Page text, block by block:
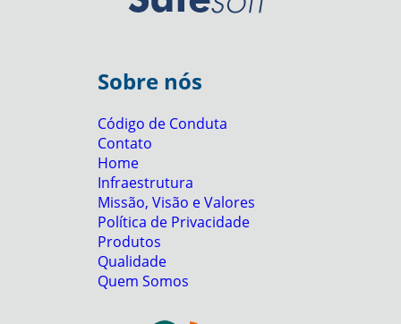
Sobre nós
Código de Conduta
Contato
Home
Infraestrutura
Missão, Visão e Valores
Política de Privacidade
Produtos
Qualidade
Quem Somos